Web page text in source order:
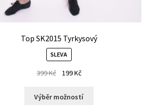
Top SK2015 Tyrkysový
SLEVA
399Kč 199Kč
Výběr možností